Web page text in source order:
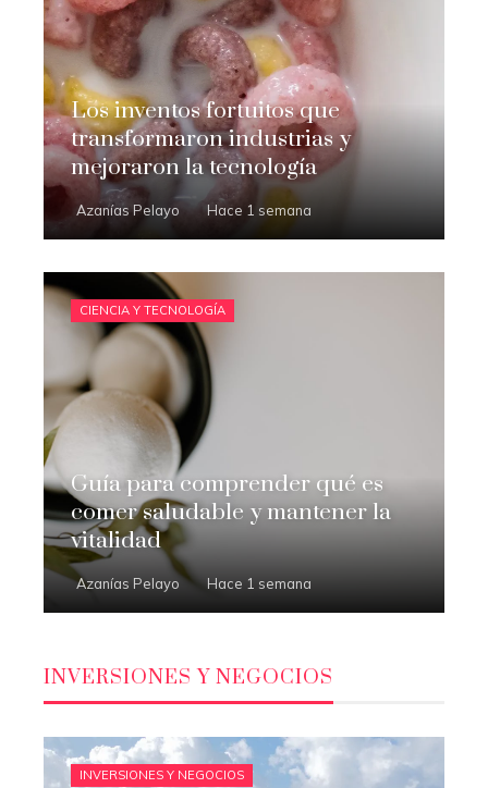
Los inventos fortuitos que
transformaron industrias y
mejoraron la tecnología
Azanías Pelayo Hace 1 semana
CIENCIA Y TECNOLOGÍA
Guía para comprender qué es
comer saludable y mantener la
vitalidad
Azanías Pelayo Hace 1 semana
INVERSIONES Y NEGOCIOS
INVERSIONES Y NEGOCIOS